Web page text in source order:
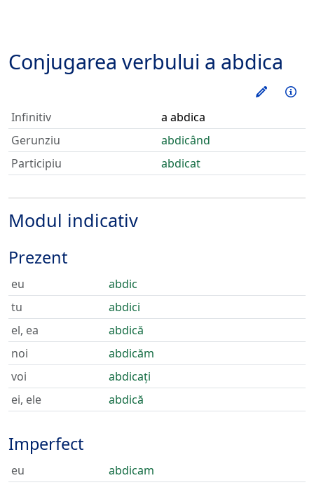
Conjugarea verbului a abdica
Infinitiv
a abdica
Gerunziu
abdicând
Participiu
abdicat
Modul indicativ
Prezent
eu
abdic
tu
abdici
el, ea
abdică
noi
abdicăm
voi
abdicați
ei, ele
abdică
Imperfect
eu
abdicam